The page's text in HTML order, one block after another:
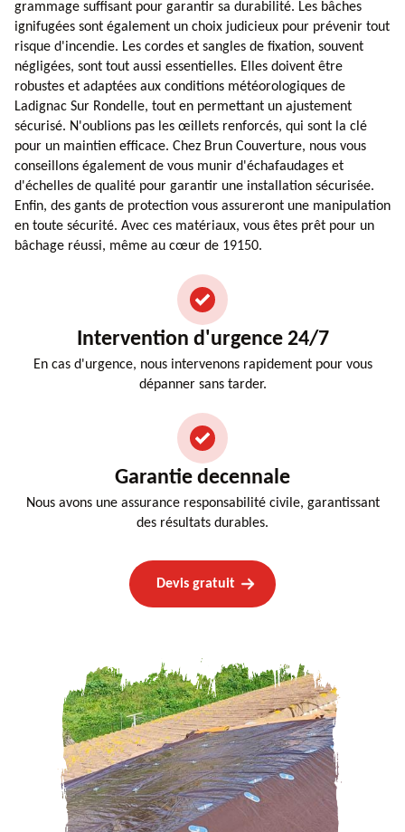
grammage suffisant pour garantir sa durabilité. Les bâches
ignifugées sont également un choix judicieux pour prévenir tout
risque d'incendie. Les cordes et sangles de fixation, souvent
négligées, sont tout aussi essentielles. Elles doivent être
robustes et adaptées aux conditions météorologiques de
Ladignac Sur Rondelle, tout en permettant un ajustement
sécurisé. N'oublions pas les œillets renforcés, qui sont la clé
pour un maintien efficace. Chez Brun Couverture, nous vous
conseillons également de vous munir d'échafaudages et
d'échelles de qualité pour garantir une installation sécurisée.
Enfin, des gants de protection vous assureront une manipulation
en toute sécurité. Avec ces matériaux, vous êtes prêt pour un
bâchage réussi, même au cœur de 19150.
Intervention d'urgence 24/7
En cas d'urgence, nous intervenons rapidement pour vous
dépanner sans tarder.
Garantie decennale
Nous avons une assurance responsabilité civile, garantissant
des résultats durables.
Devis gratuit